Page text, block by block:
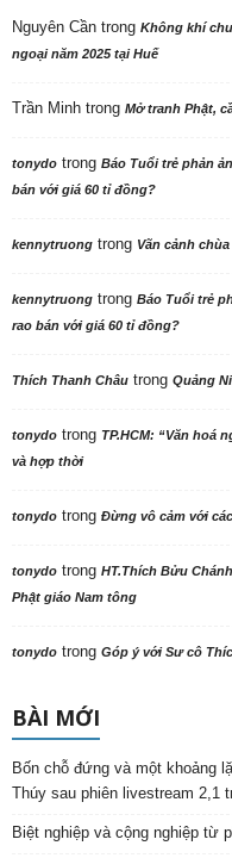
Nguyên Cần trong Không khí
ngoại năm 2025 tại Huế
Trần Minh trong Mở tranh Phật,
tonydo trong Báo Tuổi trẻ phản
bán với giá 60 tỉ đồng?
kennytruong trong Vãn cảnh
kennytruong trong Báo Tuổi trẻ
rao bán với giá 60 tỉ đồng?
Thích Thanh Châu trong Quảng
tonydo trong TP.HCM: “Văn hoá
và hợp thời
tonydo trong Đừng vô cảm với
tonydo trong HT.Thích Bửu
Phật giáo Nam tông
tonydo trong Góp ý với Sư cô
BÀI MỚI
Bốn chỗ đứng và một khoảng
Thúy sau phiên livestream 2,1
Biệt nghiệp và cộng nghiệp từ